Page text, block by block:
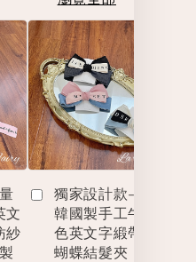
文
紗
獨家設計款-限量
韓國製手工牛仔撞
色英文字緞帶立體
蝴蝶結髮夾